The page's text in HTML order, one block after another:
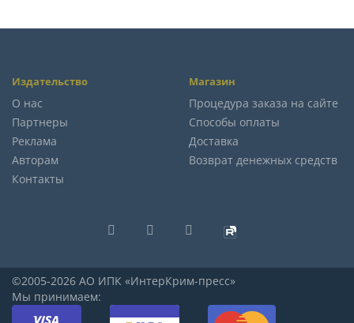
Издательство
О нас
Партнеры
Реклама
Авторам
Контакты
Магазин
Процедура заказа на сайте
Способы оплаты
Доставка
Возврат денежных средств
©2005-2026 АО ИПК «ИнтерКрим-пресс»
Мы принимаем: